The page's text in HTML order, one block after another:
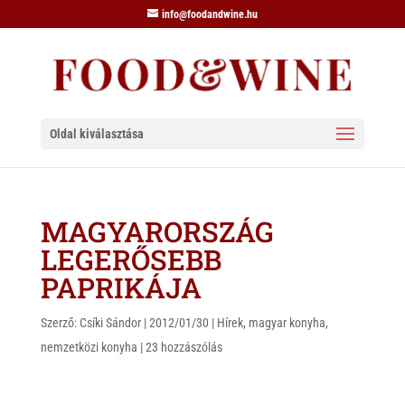
info@foodandwine.hu
Oldal kiválasztása
MAGYARORSZÁG
LEGERŐSEBB
PAPRIKÁJA
Szerző: Csíki Sándor|2012/01/30 | Hírek, magyar konyha,
nemzetközi konyha |23 hozzászólás